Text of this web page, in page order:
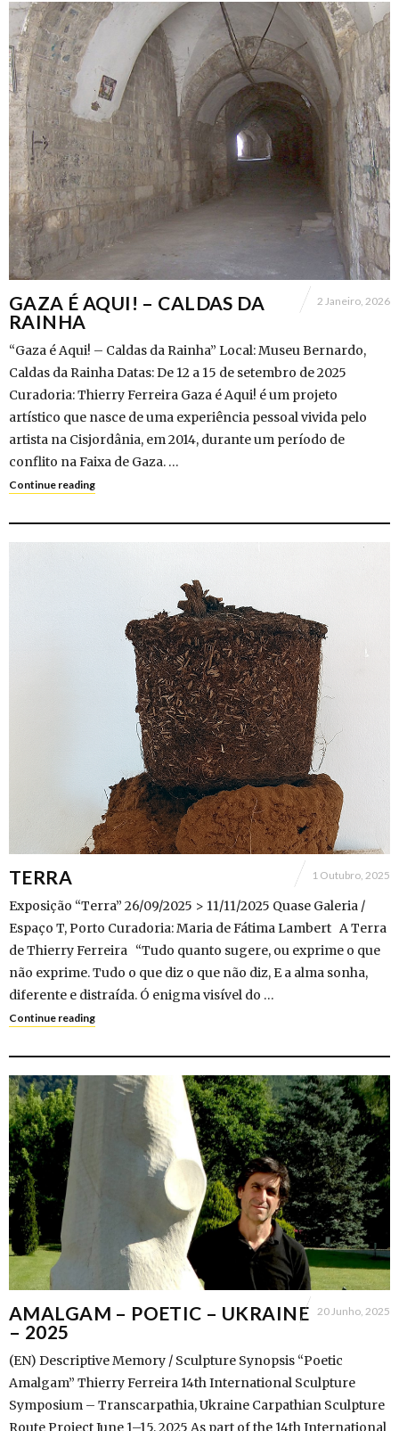
GAZA É AQUI! – CALDAS DA
RAINHA
2 Janeiro, 2026
“Gaza é Aqui! – Caldas da Rainha” Local: Museu Bernardo,
Caldas da Rainha Datas: De 12 a 15 de setembro de 2025
Curadoria: Thierry Ferreira Gaza é Aqui! é um projeto
artístico que nasce de uma experiência pessoal vivida pelo
artista na Cisjordânia, em 2014, durante um período de
conflito na Faixa de Gaza. …
Continue reading
TERRA 1 Outubro, 2025
Exposição “Terra” 26/09/2025 > 11/11/2025 Quase Galeria /
Espaço T, Porto Curadoria: Maria de Fátima Lambert A Terra
de Thierry Ferreira “Tudo quanto sugere, ou exprime o que
não exprime. Tudo o que diz o que não diz, E a alma sonha,
diferente e distraída. Ó enigma visível do …
Continue reading
AMALGAM – POETIC – UKRAINE
– 2025
20 Junho, 2025
(EN) Descriptive Memory / Sculpture Synopsis “Poetic
Amalgam” Thierry Ferreira 14th International Sculpture
Symposium – Transcarpathia, Ukraine Carpathian Sculpture
Route Project June 1–15, 2025 As part of the 14th International